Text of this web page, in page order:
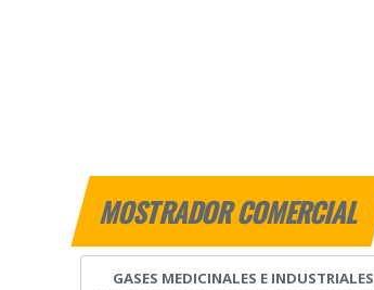
MOSTRADOR COMERCIAL
GASES MEDICINALES E INDUSTRIALES